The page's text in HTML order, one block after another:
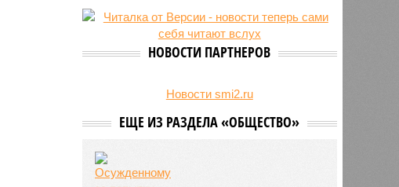
тысяч рублей за каждый сбитый
беспилотник
НОВОСТИ ПАРТНЕРОВ
Новости smi2.ru
ЕЩЕ ИЗ РАЗДЕЛА «ОБЩЕСТВО»